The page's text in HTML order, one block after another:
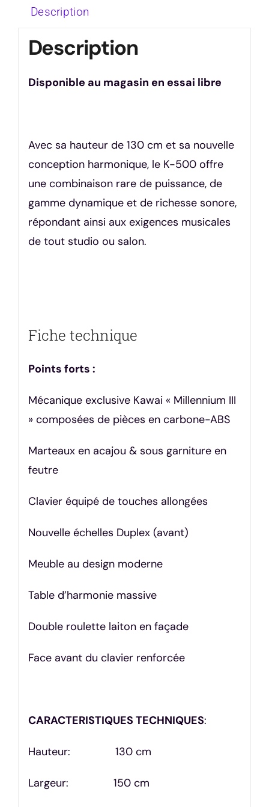
Description
Description
Disponible au magasin en essai libre
Avec sa hauteur de 130 cm et sa nouvelle
conception harmonique, le K-500 offre
une combinaison rare de puissance, de
gamme dynamique et de richesse sonore,
répondant ainsi aux exigences musicales
de tout studio ou salon.
Fiche technique
Points forts :
Mécanique exclusive Kawai « Millennium III
» composées de pièces en carbone-ABS
Marteaux en acajou & sous garniture en
feutre
Clavier équipé de touches allongées
Nouvelle échelles Duplex (avant)
Meuble au design moderne
Table d’harmonie massive
Double roulette laiton en façade
Face avant du clavier renforcée
CARACTERISTIQUES TECHNIQUES:
Hauteur: 130 cm
Largeur: 150 cm